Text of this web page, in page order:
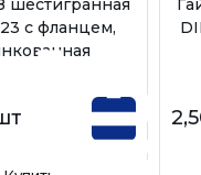
с фланцем,